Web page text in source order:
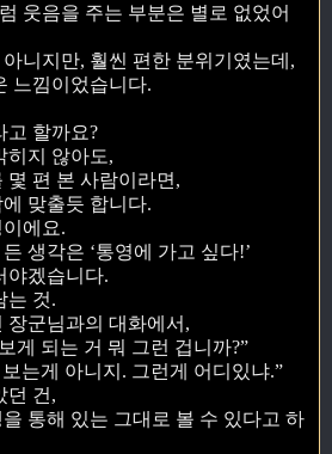
웃음을 주는 부분은 별로 없었어
니지만, 훨씬 편한 분위기였는데,
느낌이었습니다.
고 할까요?
히지 않아도,
몇 편 본 사람이라면,
맞출듯 합니다.
에요.
생각은 ‘통영에 가고 싶다!’
야겠습니다.
는 것.
장군님과의 대화에서,
게 되는 거 뭐 그런 겁니까?”
는게 아니지. 그런게 어디있냐.”
던 건,
통해 있는 그대로 볼 수 있다고 하